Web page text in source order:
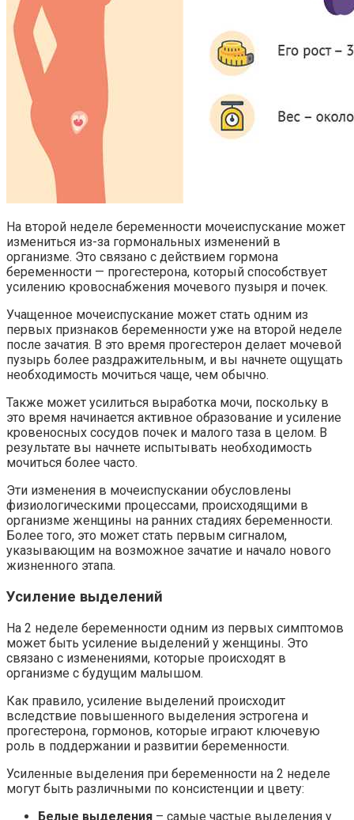
На второй неделе беременности мочеиспускание может
измениться из-за гормональных изменений в
организме. Это связано с действием гормона
беременности — прогестерона, который способствует
усилению кровоснабжения мочевого пузыря и почек.
Учащенное мочеиспускание может стать одним из
первых признаков беременности уже на второй неделе
после зачатия. В это время прогестерон делает мочевой
пузырь более раздражительным, и вы начнете ощущать
необходимость мочиться чаще, чем обычно.
Также может усилиться выработка мочи, поскольку в
это время начинается активное образование и усиление
кровеносных сосудов почек и малого таза в целом. В
результате вы начнете испытывать необходимость
мочиться более часто.
Эти изменения в мочеиспускании обусловлены
физиологическими процессами, происходящими в
организме женщины на ранних стадиях беременности.
Более того, это может стать первым сигналом,
указывающим на возможное зачатие и начало нового
жизненного этапа.
Усиление выделений
На 2 неделе беременности одним из первых симптомов
может быть усиление выделений у женщины. Это
связано с изменениями, которые происходят в
организме с будущим малышом.
Как правило, усиление выделений происходит
вследствие повышенного выделения эстрогена и
прогестерона, гормонов, которые играют ключевую
роль в поддержании и развитии беременности.
Усиленные выделения при беременности на 2 неделе
могут быть различными по консистенции и цвету:
Белые выделения – самые частые выделения у